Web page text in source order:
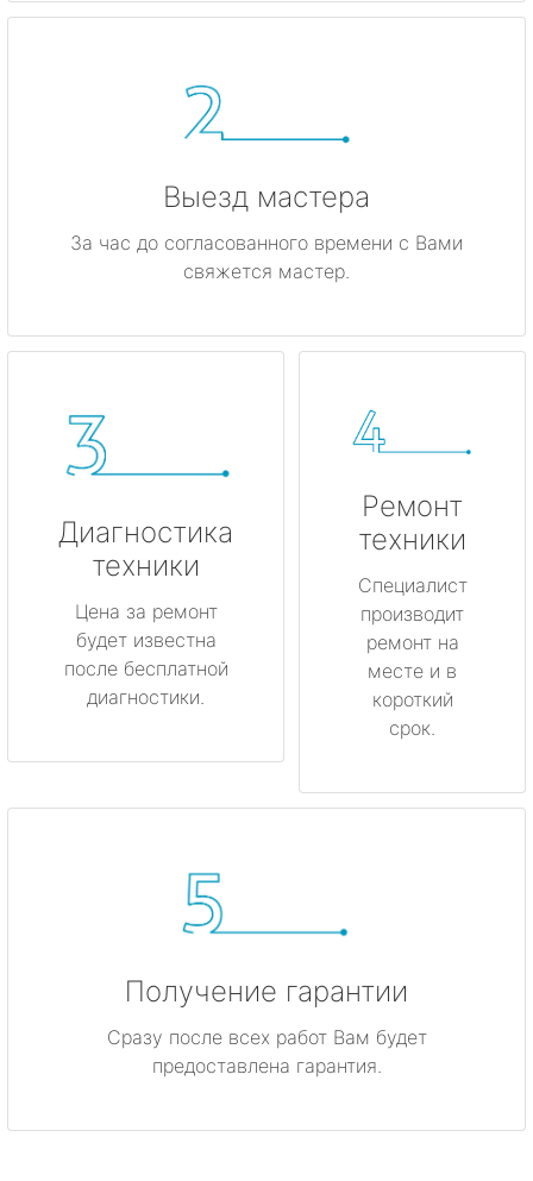
Выезд мастера
За час до согласованного времени с Вами
свяжется мастер.
Диагностика
техники
Цена за ремонт
будет известна
после бесплатной
диагностики.
Ремонт
техники
Специалист
производит
ремонт на
месте и в
короткий
срок.
Получение гарантии
Сразу после всех работ Вам будет
предоставлена гарантия.